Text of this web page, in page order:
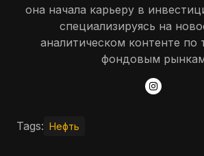
она начала карьеру в
специализируясь на
аналитическом контенте по
фондовым
Tags: Нефть